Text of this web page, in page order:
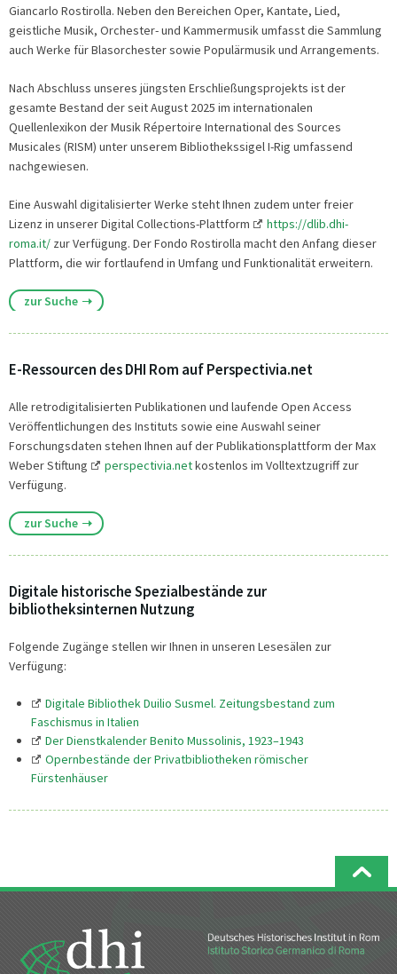
Giancarlo Rostirolla. Neben den Bereichen Oper, Kantate, Lied,
geistliche Musik, Orchester- und Kammermusik umfasst die Sammlung
auch Werke für Blasorchester sowie Populärmusik und Arrangements.
Nach Abschluss unseres jüngsten Erschließungsprojekts ist der
gesamte Bestand der seit August 2025 im internationalen
Quellenlexikon der Musik Répertoire International des Sources
Musicales (RISM) unter unserem Bibliothekssigel I-Rig umfassend
nachgewiesen.
Eine Auswahl digitalisierter Werke steht Ihnen zudem unter freier
Lizenz in unserer Digital Collections-Plattform
https://dlib.dhi-
roma.it/ zur Verfügung. Der Fondo Rostirolla macht den Anfang dieser
Plattform, die wir fortlaufend in Umfang und Funktionalität erweitern.
zur Suche
E-Ressourcen des DHI Rom auf Perspectivia.net
Alle retrodigitalisierten Publikationen und laufende Open Access
Veröffentlichungen des Instituts sowie eine Auswahl seiner
Forschungsdaten stehen Ihnen auf der Publikationsplattform der Max
Weber Stiftung
perspectivia.netkostenlos im Volltextzugriff zur
Verfügung.
zur Suche
Digitale historische Spezialbestände zur
bibliotheksinternen Nutzung
Folgende Zugänge stellen wir Ihnen in unseren Lesesälen zur
Verfügung:
Digitale Bibliothek Duilio Susmel. Zeitungsbestand zum
Faschismus in Italien
Der Dienstkalender Benito Mussolinis, 1923–1943
Opernbestände der Privatbibliotheken römischer
Fürstenhäuser